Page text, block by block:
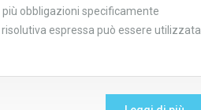
obbligazioni specificamente
espressa può essere utilizzata